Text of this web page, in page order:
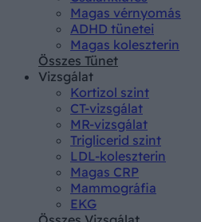
Magas vérnyomás
ADHD tünetei
Magas koleszterin
Összes Tünet
Vizsgálat
Kortizol szint
CT-vizsgálat
MR-vizsgálat
Triglicerid szint
LDL-koleszterin
Magas CRP
Mammográfia
EKG